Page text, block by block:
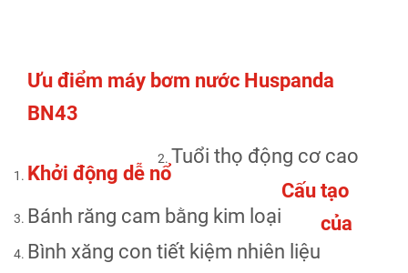
Ưu điểm máy bơm nước Huspanda
BN43
Khởi động dễ nổ
Tuổi thọ động cơ cao
Bánh răng cam bằng kim loại
Bình xăng con tiết kiệm nhiên liệu
Cấu tạo
của